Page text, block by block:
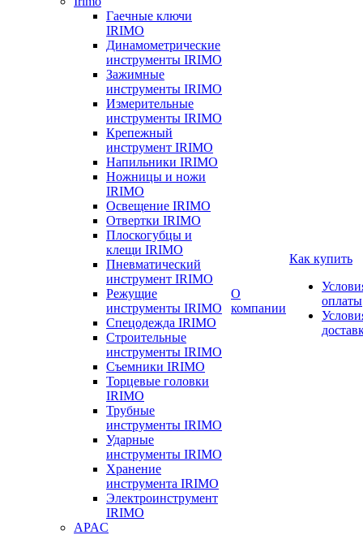
Гаечные ключи
IRIMO
Динамометрические
инструменты IRIMO
Зажимные
инструменты IRIMO
Измерительные
инструменты IRIMO
Крепежный
инструмент IRIMO
Напильники IRIMO
Ножницы и ножи
IRIMO
Освещение IRIMO
Отвертки IRIMO
Плоскогубцы и
клещи IRIMO
Пневматический
инструмент IRIMO
Режущие
инструменты IRIMO
Спецодежда IRIMO
Строительные
инструменты IRIMO
Съемники IRIMO
Торцевые головки
IRIMO
Трубные
инструменты IRIMO
Ударные
инструменты IRIMO
Хранение
инструмента IRIMO
Электроинструмент
IRIMO
APAC
О
компании
Как купить
оплаты